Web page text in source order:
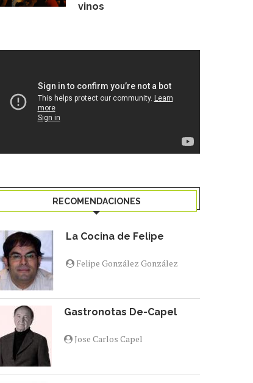
vinos
RECOMENDACIONES
La Cocina de Felipe
Felipe González González
Gastronotas De-Capel
Jose Carlos Capel